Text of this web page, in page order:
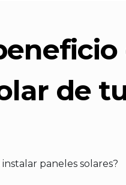
de
paneles solares?